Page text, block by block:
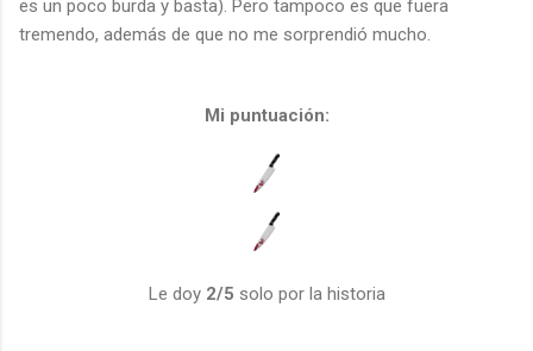
es un poco burda y basta). Pero tampoco es que fuera
tremendo, además de que no me sorprendió mucho.
Mi puntuación:
Le doy 2/5 solo por la historia